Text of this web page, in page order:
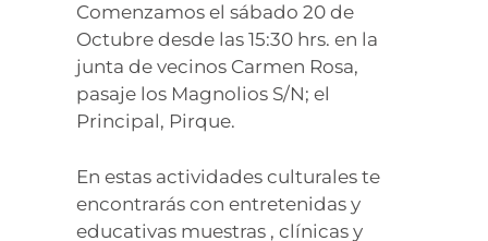
Comenzamos el sábado 20 de
Octubre desde las 15:30 hrs. en la
junta de vecinos Carmen Rosa,
pasaje los Magnolios S/N; el
Principal, Pirque.
En estas actividades culturales te
encontrarás con entretenidas y
educativas muestras , clínicas y